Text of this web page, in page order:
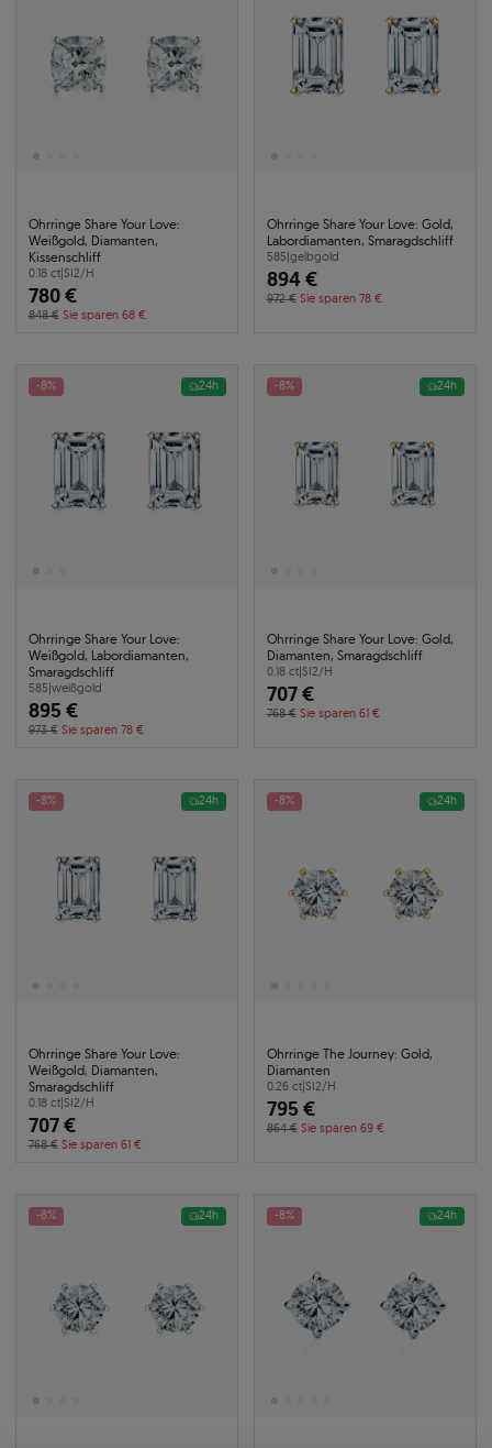
Ohrringe Share Your Love:
Weißgold, Diamanten,
Kissenschliff
0.18 ct|SI2/H
780 €
848 € Sie sparen 68 €
Ohrringe Share Your Love: Gold,
Labordiamanten, Smaragdschliff
585|gelbgold
894 €
972 € Sie sparen 78 €
-8% 24h
Ohrringe Share Your Love:
Weißgold, Labordiamanten,
Smaragdschliff
585|weißgold
895 €
973 € Sie sparen 78 €
-8% 24h
Ohrringe Share Your Love: Gold,
Diamanten, Smaragdschliff
0.18 ct|SI2/H
707 €
768 € Sie sparen 61 €
-8% 24h
Ohrringe Share Your Love:
Weißgold, Diamanten,
Smaragdschliff
0.18 ct|SI2/H
707 €
768 € Sie sparen 61 €
-8% 24h
Ohrringe The Journey: Gold,
Diamanten
0.26 ct|SI2/H
795 €
864 € Sie sparen 69 €
-8% 24h -8% 24h